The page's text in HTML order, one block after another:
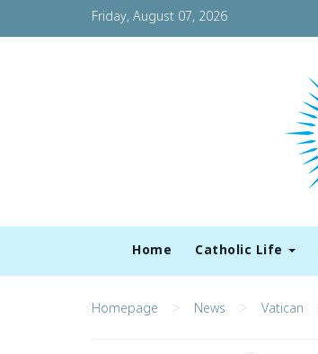
Friday, August 07, 2026
Home Catholic Life
Homepage > News > Vatican